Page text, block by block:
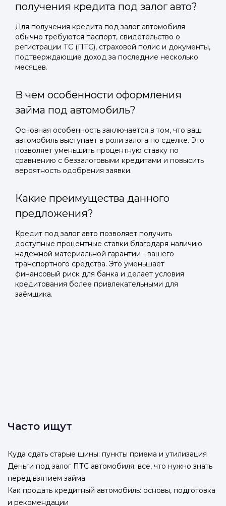
получения кредита под залог авто?
Для получения кредита под залог автомобиля
обычно требуются паспорт, свидетельство о
регистрации ТС (ПТС), страховой полис и документы,
подтверждающие доход за последние несколько
месяцев.
В чем особенности оформления
займа под автомобиль?
Основная особенность заключается в том, что ваш
автомобиль выступает в роли залога по сделке. Это
позволяет уменьшить процентную ставку по
сравнению с беззалоговыми кредитами и повысить
вероятность одобрения заявки.
Какие преимущества данного
предложения?
Кредит под залог авто позволяет получить
доступные процентные ставки благодаря наличию
надежной материальной гарантии - вашего
транспортного средства. Это уменьшает
финансовый риск для банка и делает условия
кредитования более привлекательными для
заёмщика.
Часто ищут
Куда сдать старые шины: пункты приема и утилизация
Деньги под залог ПТС автомобиля: все, что нужно знать
перед взятием займа
Как продать кредитный автомобиль: основы, подготовка
и рекомендации